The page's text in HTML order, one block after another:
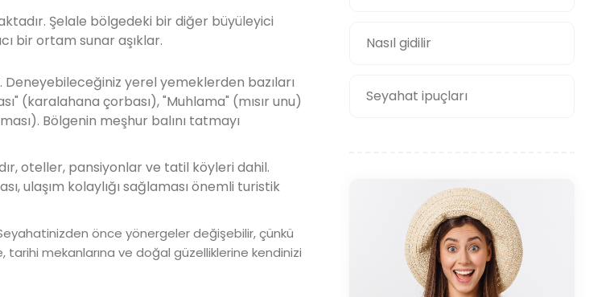
Şelale bölgedeki bir diğer büyüleyici
bir ortam sunar aşıklar.
yerel yemeklerden bazıları
(karalahana çorbası), "Muhlama" (mısır unu)
Bölgenin meşhur balını tatmayı
oteller, pansiyonlar ve tatil köyleri dahil.
ulaşım kolaylığı sağlaması önemli turistik
önce yönergeler değişebilir, çünkü
tarihi mekanlarına ve doğal güzelliklerine kendinizi
Nasıl gidilir
Seyahat ipuçları